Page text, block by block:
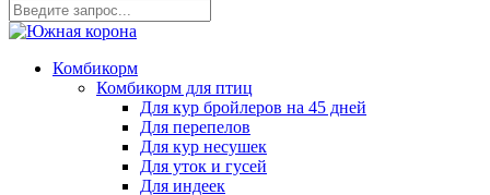
Комбикорм
Комбикорм для птиц
Для кур бройлеров на 45 дней
Для перепелов
Для кур несушек
Для уток и гусей
Для индеек